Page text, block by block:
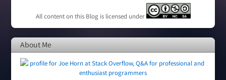
All content on this Blog is licensed under
About Me